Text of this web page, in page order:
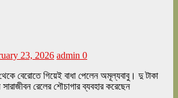
23, 2026 admin 0
বেরোতে গিয়েই বাধা পেলেন অমূল্যবাবু। দু টাকা
রেলের শৌচাগার ব্যবহার করেছেন